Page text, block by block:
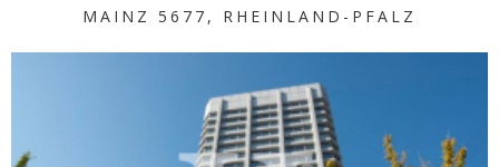
MAINZ 5677, RHEINLAND-PFALZ